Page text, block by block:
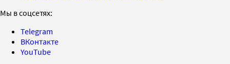
Мы в соцсетях:
Telegram
ВКонтакте
YouTube